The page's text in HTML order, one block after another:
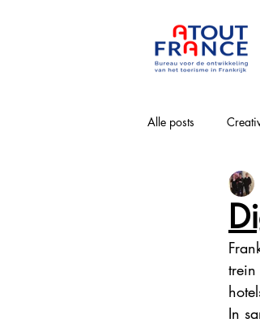
Alle posts
Bourgogne-
Provence-
trein
In